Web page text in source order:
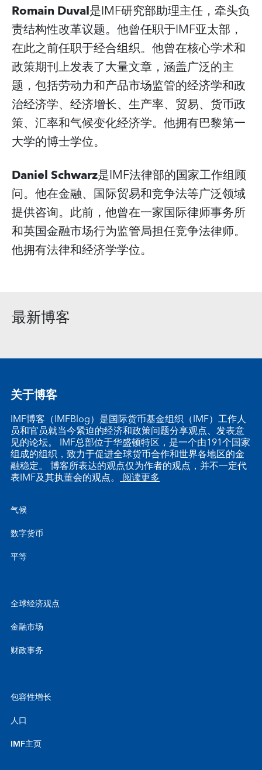
Romain Duval是IMF研究部助理主任，牵头负
责结构性改革议题。他曾任职于IMF亚太部，
在此之前任职于经合组织。他曾在核心学术和
政策期刊上发表了大量文章，涵盖广泛的主
题，包括劳动力和产品市场监管的经济学和政
治经济学、经济增长、生产率、贸易、货币政
策、汇率和气候变化经济学。他拥有巴黎第一
大学的博士学位。
Daniel Schwarz是IMF法律部的国家工作组顾
问。他在金融、国际贸易和竞争法等广泛领域
提供咨询。此前，他曾在一家国际律师事务所
和英国金融市场行为监管局担任竞争法律师。
他拥有法律和经济学学位。
最新博客
关于博客
IMF博客（IMFBlog）是国际货币基金组织（IMF）工作人
员和官员就当今紧迫的经济和政策问题分享观点、发表意
见的论坛。 IMF总部位于华盛顿特区，是一个由191个国家
组成的组织，致力于促进全球货币合作和世界各地区的金
融稳定。 博客所表达的观点仅为作者的观点，并不一定代
表IMF及其执董会的观点。 阅读更多
气候
数字货币
平等
全球经济观点
金融市场
财政事务
包容性增长
人口
IMF主页